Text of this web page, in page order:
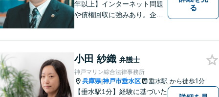
年以上】インターネット問題
や債権回収に強みあり。企業
しづらくてもご安心くださ
い。【分割払いOK】【休日・
夜間面談・ビデオ面談可】
る
小田 紗織 弁護士
神戸マリン綜合法律事務所
兵庫県|神戸市垂水区 垂水駅 から徒歩1分
【垂水駅1分】経験に基づいた